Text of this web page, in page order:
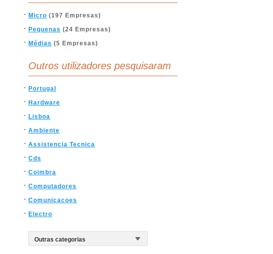
Micro (197 Empresas)
Pequenas (24 Empresas)
Médias (5 Empresas)
Outros utilizadores pesquisaram
Portugal
Hardware
Lisboa
Ambiente
Assistencia Tecnica
Cds
Coimbra
Computadores
Comunicacoes
Electro